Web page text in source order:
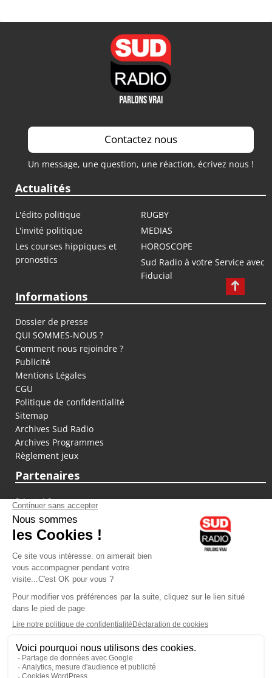
Contactez nous
Un message, une question, une réaction, écrivez nous !
Actualités
L'édito politique
RUGBY
L'invité politique
MEDIAS
Les courses hippiques et
pronostics
HOROSCOPE
Sud Radio à votre Service avec
Fiducial
Informations
Dossier de presse
QUI SOMMES-NOUS ?
Comment nous rejoindre ?
Publicité
Mentions Légales
CGU
Politique de confidentialité
Sitemap
Archives Sud Radio
Archives Programmes
Règlement jeux
Partenaires
fiducial.fr
lyoncapitale.fr
olympique-et-lyonnais.com
L'application Iphone / Android
Téléchargez l'application
Les cookies
Gestion des cookies
Crédit photos : ©Sud Radio / Pierre Olivier